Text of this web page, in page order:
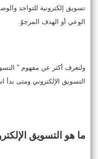
تسويق إلكترونية للتواجد
الوعي أو الهدف المرجوّ.
ولنعرف أكثر عن مفهوم "
التسويق الإلكتروني ومتى
ما هو التسويق